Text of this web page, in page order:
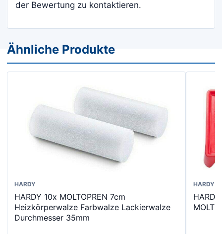
der Bewertung zu kontaktieren.
Ähnliche Produkte
HARDY
HARDY 10x MOLTOPREN 7cm
Heizkörperwalze Farbwalze Lackierwalze
Durchmesser 35mm
HARDY